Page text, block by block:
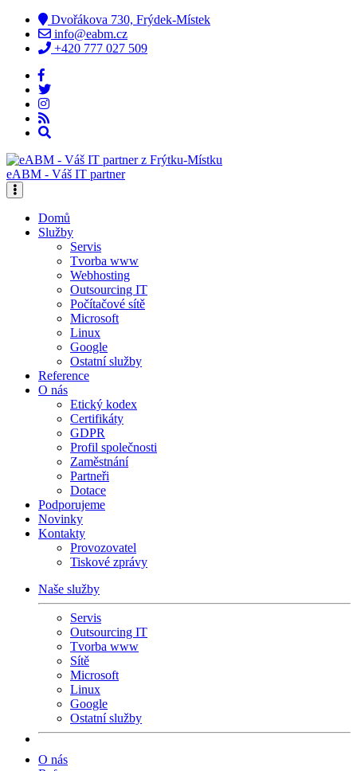
Dvořákova 730, Frýdek-Místek
info@eabm.cz
+420 777 027 509
eABM - Váš IT partner
Domů
Služby
Servis
Tvorba www
Webhosting
Outsourcing IT
Počítačové sítě
Microsoft
Linux
Google
Ostatní služby
Reference
O nás
Etický kodex
Certifikáty
GDPR
Profil společnosti
Zaměstnání
Partneři
Dotace
Podporujeme
Novinky
Kontakty
Provozovatel
Tiskové zprávy
Naše služby
Servis
Outsourcing IT
Tvorba www
Sítě
Microsoft
Linux
Google
Ostatní služby
O nás